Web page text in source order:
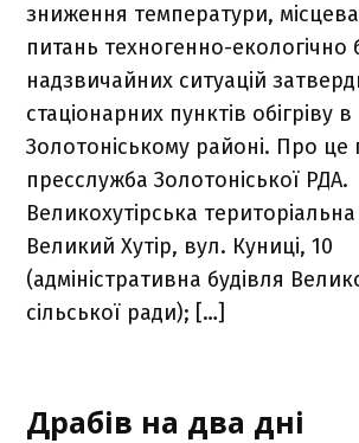
зниження температури, місцева
питань техногенно-екологічно
надзвичайних ситуацій
стаціонарних пунктів обігріву в
Золотоніському районі. Про це
пресслужба Золотоніської РДА.
Великохутірська
Великий Хутір, вул. Куниці, 10
(адміністративна будівля
сільської ради); […]
Драбів на два дні